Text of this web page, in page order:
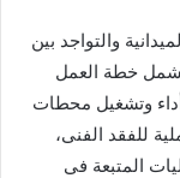
والتواجد بين
تشمل خطة العمل
أداء وتشغيل محطات
للفقد الفنى،
المتبعة فى